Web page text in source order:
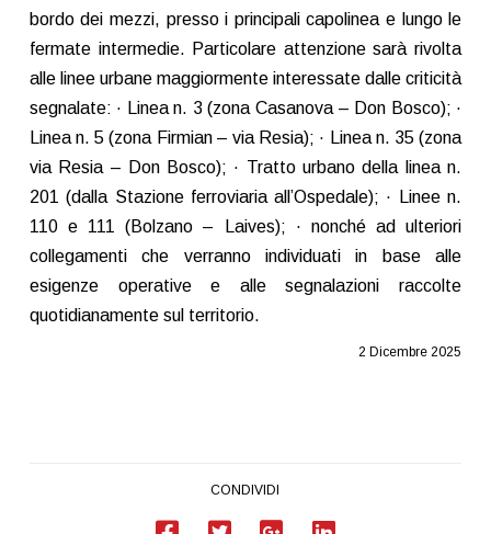
bordo dei mezzi, presso i principali capolinea e lungo le
fermate intermedie. Particolare attenzione sarà rivolta
alle linee urbane maggiormente interessate dalle criticità
segnalate: · Linea n. 3 (zona Casanova – Don Bosco); ·
Linea n. 5 (zona Firmian – via Resia); · Linea n. 35 (zona
via Resia – Don Bosco); · Tratto urbano della linea n.
201 (dalla Stazione ferroviaria all’Ospedale); · Linee n.
110 e 111 (Bolzano – Laives); · nonché ad ulteriori
collegamenti che verranno individuati in base alle
esigenze operative e alle segnalazioni raccolte
quotidianamente sul territorio.
2 Dicembre 2025
CONDIVIDI